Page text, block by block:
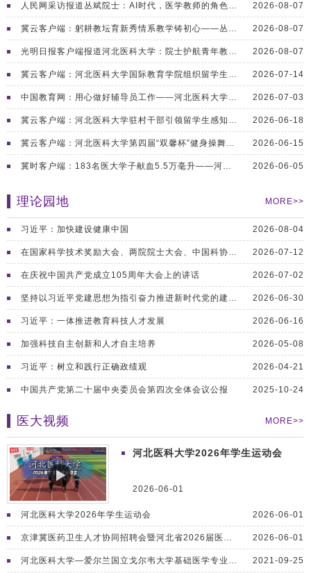
2026-08-07
人民网采访报道丛斌院士：AI时代，医学教师的角色更加重要
2026-08-07
冀云客户端：躬耕教坛育新秀情系教学铸初心——丛斌院士坚守...
2026-08-07
光明日报客户端报道河北医科大学：院士护航青年教师国赛摘金
2026-07-14
冀云客户端：河北医科大学国际教育学院组织留学生赴邢台岗底...
2026-07-03
中国教育网：用心做好辅导员工作——河北医科大学牟宇22年...
2026-06-18
冀云客户端：河北医科大学驻村干部引领留学生感知中国乡村发...
2026-06-15
冀云客户端：河北医科大学第四届“双馨杯”健身操舞大赛圆满...
2026-06-05
冀时客户端：183名医大学子献血5.5万毫升——河北医科...
理论园地 MORE>>
2026-08-04
习近平：加快建设健康中国
2026-07-12
在国家科学技术奖励大会、两院院士大会、中国科协第十一次全...
2026-07-02
在庆祝中国共产党成立105周年大会上的讲话
2026-06-30
坚持以习近平党建思想为指引奋力推进新时代党的建设新的伟大...
2026-06-16
习近平：一体推进教育科技人才发展
2026-05-08
加强科技自主创新和人才自主培养
2026-04-21
习近平：树立和践行正确政绩观
2025-10-24
中国共产党第二十届中央委员会第四次全体会议公报
医大视频 MORE>>
河北医科大学2026年学生运动会
2026-06-01
2026-06-01
河北医科大学2026年学生运动会
2026-06-01
京津冀医药卫生人才协同招聘会暨河北省2026届医学类高校...
2021-09-25
河北医科大学—爱尔兰国立戈尔韦大学基础医学专业（再生医学...